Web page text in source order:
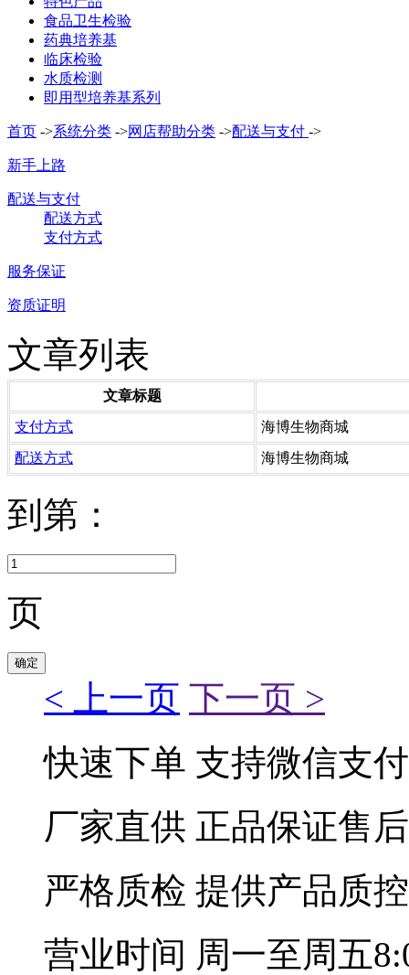
食品卫生检验
药典培养基
临床检验
水质检测
即用型培养基系列
首页 ->系统分类 ->网店帮助分类 ->配送与支付 ->
新手上路
配送与支付
配送方式
支付方式
服务保证
资质证明
文章列表
文章标题
支付方式
海博生物商城
配送方式
海博生物商城
到第：
页
< 上一页 下一页 >
快速下单 支持微信支付
厂家直供 正品保证售
严格质检 提供产品质
营业时间 周一至周五